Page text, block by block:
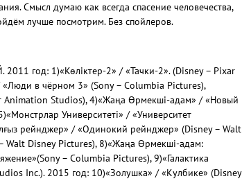
Смысл думаю как всегда спасение человечества,
лучше посмотрим. Без спойлеров.
год: 1)«Көліктер-2» / «Тачки-2». (Disney – Pixar
в чёрном 3» (Sony – Columbia Pictures),
Animation Studios), 4)«Жаңа Өрмекші-адам» / «Новый
Университетi» / «Университет
рейнджер» / «Одинокий рейнджер» (Disney – Walt
Walt Disney Pictures), 8)«Жаңа Өрмекші-адам:
– Columbia Pictures), 9)«Галактика
Inc.). 2015 год: 10)«Золушка» / «Кулбике» (Disney